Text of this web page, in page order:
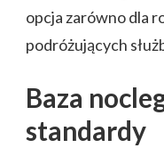
opcja zarówno dla
podróżujących
Baza
standardy